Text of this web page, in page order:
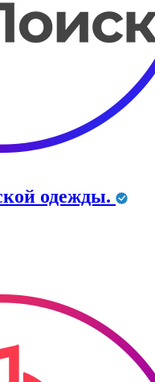
одежды.